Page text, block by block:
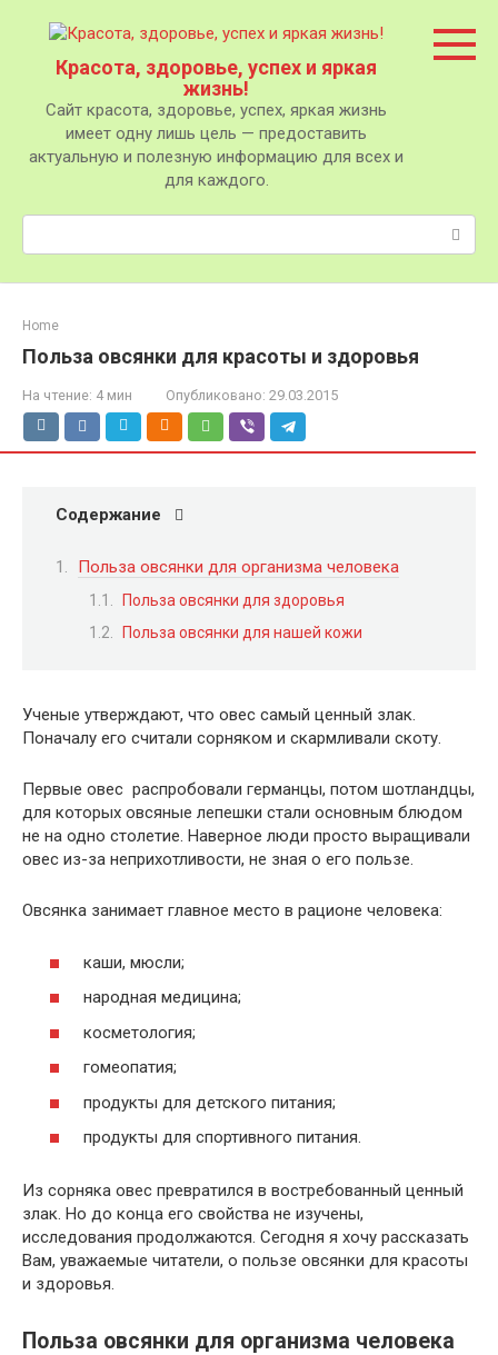
контентуКрасота, здоровье, успех и яркая
жизнь!
Сайт красота, здоровье, успех, яркая жизнь
имеет одну лишь цель — предоставить
актуальную и полезную информацию для всех и
для каждого.
Поиск:
Home
Польза овсянки для красоты и здоровья
На чтение: 4 мин Опубликовано: 29.03.2015
Содержание
Польза овсянки для организма человека
Польза овсянки для здоровья
Польза овсянки для нашей кожи
Ученые утверждают, что овес самый ценный злак.
Поначалу его считали сорняком и скармливали скоту.
Первые овес распробовали германцы, потом шотландцы,
для которых овсяные лепешки стали основным блюдом
не на одно столетие. Наверное люди просто выращивали
овес из-за неприхотливости, не зная о его пользе.
Овсянка занимает главное место в рационе человека:
каши, мюсли;
народная медицина;
косметология;
гомеопатия;
продукты для детского питания;
продукты для спортивного питания.
Из сорняка овес превратился в востребованный ценный
злак. Но до конца его свойства не изучены,
исследования продолжаются. Сегодня я хочу рассказать
Вам, уважаемые читатели, о пользе овсянки для красоты
и здоровья.
Польза овсянки для организма человека